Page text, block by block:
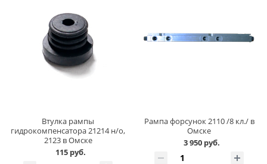
Втулка рампы
гидрокомпенсатора 21214 н/о,
2123 в Омске
115 руб.
Рампа форсунок 2110 /8 кл./ в
Омске
3 950 руб.